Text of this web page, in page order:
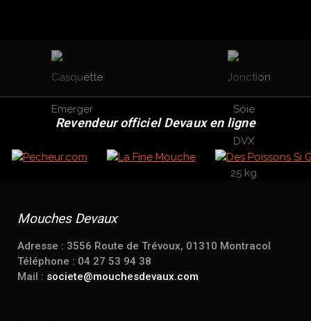
Revendeur officiel Devaux en ligne
Mouches Devaux
Adresse : 3556 Route de Trévoux, 01310 Montracol
Téléphone : 04 27 53 94 38
Mail : societe@mouchesdevaux.com